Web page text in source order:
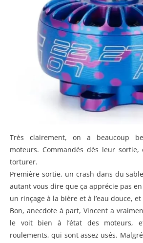
Très clairement, on a beaucoup
moteurs. Commandés dès leur sortie,
torturer.
Première sortie, un crash dans du
autant vous dire que ça apprécie pas
un rinçage à la bière et à l’eau douce,
Bon, anecdote à part, Vincent a
le voit bien à l’état des moteurs,
roulements, qui sont assez usés.